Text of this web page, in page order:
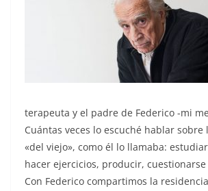
terapeuta y el padre de Federico -mi
Cuántas veces lo escuché hablar sobre
«del viejo», como él lo llamaba:
hacer ejercicios, producir,
Con Federico compartimos la